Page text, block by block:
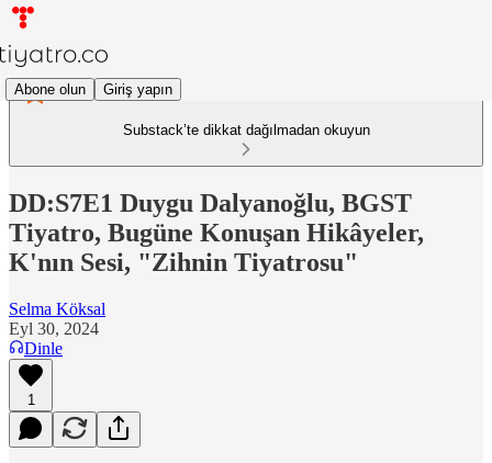
Abone olun Giriş yapın
Substack’te dikkat dağılmadan okuyun
DD:S7E1 Duygu Dalyanoğlu, BGST
Tiyatro, Bugüne Konuşan Hikâyeler,
K'nın Sesi, "Zihnin Tiyatrosu"
Selma Köksal
Eyl 30, 2024
Dinle
1